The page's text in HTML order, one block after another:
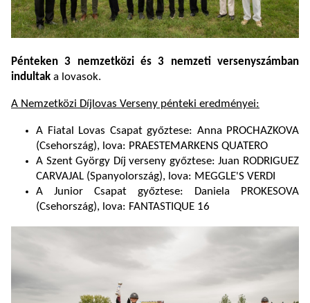
Pénteken 3 nemzetközi és 3 nemzeti versenyszámban
indultak a lovasok.
A Nemzetközi Díjlovas Verseny pénteki eredményei:
A Fiatal Lovas Csapat győztese: Anna PROCHAZKOVA
(Csehország), lova: PRAESTEMARKENS QUATERO
A Szent György Díj verseny győztese: Juan RODRIGUEZ
CARVAJAL (Spanyolország), lova: MEGGLE'S VERDI
A Junior Csapat győztese: Daniela PROKESOVA
(Csehország), lova: FANTASTIQUE 16